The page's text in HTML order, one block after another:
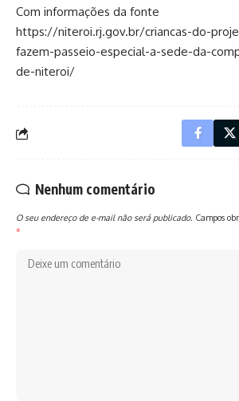
Com informações da fonte
https://niteroi.rj.gov.br/criancas-do-
fazem-passeio-especial-a-sede-da-
de-niteroi/
Nenhum comentário
O seu endereço de e-mail não será publicado. Campos
*